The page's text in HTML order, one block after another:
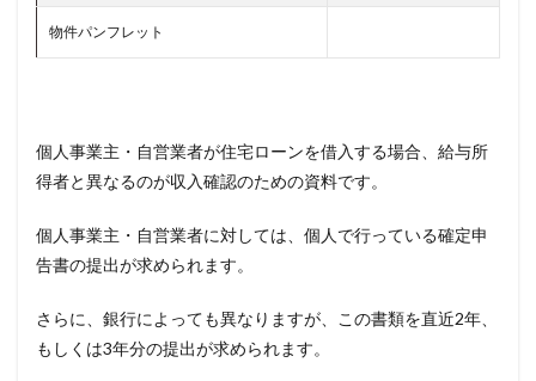
物件パンフレット
個人事業主・自営業者が住宅ローンを借入する場合、給与所
得者と異なるのが収入確認のための資料です。
個人事業主・自営業者に対しては、個人で行っている確定申
告書の提出が求められます。
さらに、銀行によっても異なりますが、この書類を直近2年、
もしくは3年分の提出が求められます。